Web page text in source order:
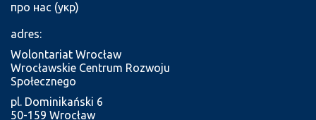
про нас (укр)
adres:
Wolontariat Wrocław
Wrocławskie Centrum Rozwoju
Społecznego
pl. Dominikański 6
50-159 Wrocław